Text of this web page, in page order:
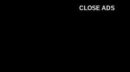
CLOSE ADS